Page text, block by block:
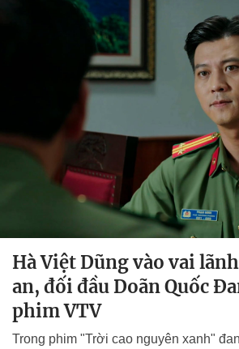
Hà Việt Dũng vào vai
an, đối đầu Doãn Quốc
phim VTV
Trong phim "Trời cao nguyên xanh"